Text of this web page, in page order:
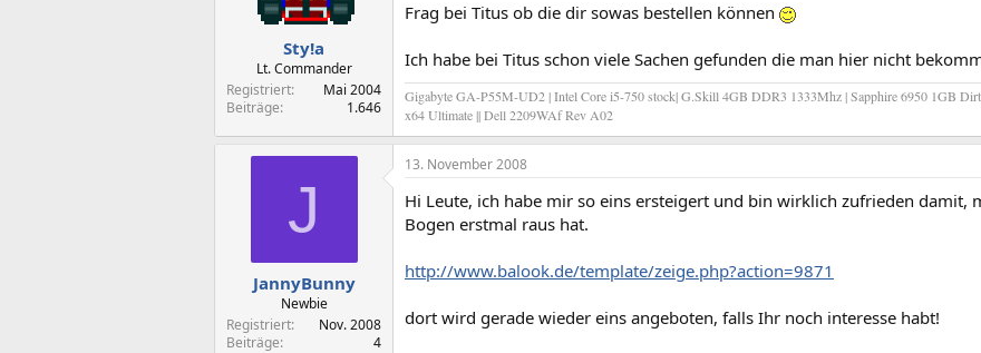
Sty!a
Lt. Commander
Registriert
Mai 2004
Beiträge
1.646
Frag bei Titus ob die dir sowas bestellen können
Ich habe bei Titus schon viele Sachen gefunden die man hier nicht
Gigabyte GA-P55M-UD2 | Intel Core i5-750 stock| G.Skill 4GB DDR3 1333Mhz | Sapphire 6950 1GB
x64 Ultimate || Dell 2209WAf Rev A02
J
JannyBunny
Newbie
Registriert
Nov. 2008
Beiträge
4
13. November 2008
Hi Leute, ich habe mir so eins ersteigert und bin wirklich zufrieden damit,
Bogen erstmal raus hat.
http://www.balook.de/template/zeige.php?action=9871
dort wird gerade wieder eins angeboten, falls Ihr noch interesse habt!